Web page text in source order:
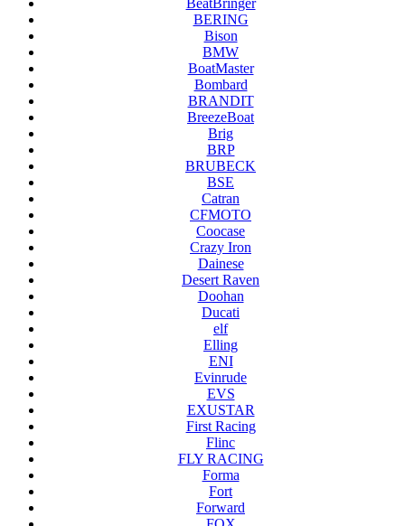
BeatBringer
BERING
Bison
BMW
BoatMaster
Bombard
BRANDIT
BreezeBoat
Brig
BRP
BRUBECK
BSE
Catran
CFMOTO
Coocase
Crazy Iron
Dainese
Desert Raven
Doohan
Ducati
elf
Elling
ENI
Evinrude
EVS
EXUSTAR
First Racing
Flinc
FLY RACING
Forma
Fort
Forward